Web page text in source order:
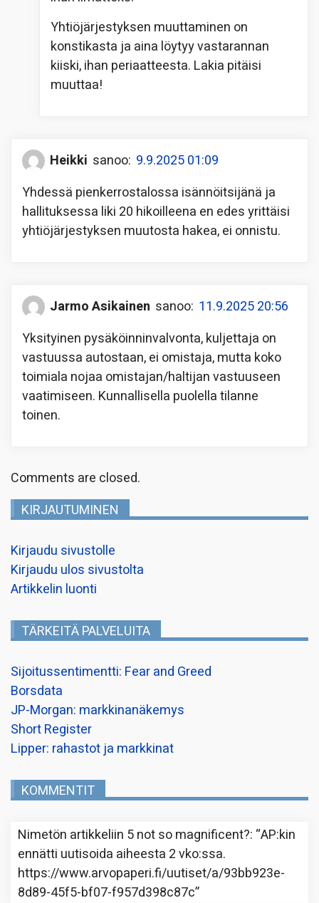
Yhtiöjärjestyksen muuttaminen on
konstikasta ja aina löytyy vastarannan
kiiski, ihan periaatteesta. Lakia pitäisi
muuttaa!
Heikki sanoo: 9.9.2025 01:09
Yhdessä pienkerrostalossa isännöitsijänä ja
hallituksessa liki 20 hikoilleena en edes yrittäisi
yhtiöjärjestyksen muutosta hakea, ei onnistu.
Jarmo Asikainen sanoo: 11.9.2025 20:56
Yksityinen pysäköinninvalvonta, kuljettaja on
vastuussa autostaan, ei omistaja, mutta koko
toimiala nojaa omistajan/haltijan vastuuseen
vaatimiseen. Kunnallisella puolella tilanne
toinen.
Comments are closed.
KIRJAUTUMINEN
Kirjaudu sivustolle
Kirjaudu ulos sivustolta
Artikkelin luonti
TÄRKEITÄ PALVELUITA
Sijoitussentimentti: Fear and Greed
Borsdata
JP-Morgan: markkinanäkemys
Short Register
Lipper: rahastot ja markkinat
KOMMENTIT
Nimetön artikkeliin 5 not so magnificent?: “AP:kin
ennätti uutisoida aiheesta 2 vko:ssa.
https://www.arvopaperi.fi/uutiset/a/93bb923e-
8d89-45f5-bf07-f957d398c87c”